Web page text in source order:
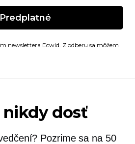
Predplatné
newslettera Ecwid. Z odberu sa môžem
nikdy dosť
Pozrime sa na 50